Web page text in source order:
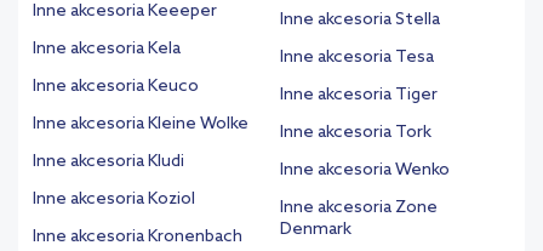
Inne akcesoria Keeeper
Inne akcesoria Kela
Inne akcesoria Keuco
Inne akcesoria Kleine Wolke
Inne akcesoria Kludi
Inne akcesoria Koziol
Inne akcesoria Kronenbach
Inne akcesoria Stella
Inne akcesoria Tesa
Inne akcesoria Tiger
Inne akcesoria Tork
Inne akcesoria Wenko
Inne akcesoria Zone
Denmark